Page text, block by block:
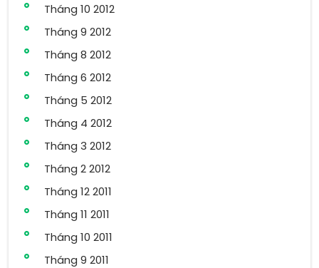
Tháng 10 2012
Tháng 9 2012
Tháng 8 2012
Tháng 6 2012
Tháng 5 2012
Tháng 4 2012
Tháng 3 2012
Tháng 2 2012
Tháng 12 2011
Tháng 11 2011
Tháng 10 2011
Tháng 9 2011